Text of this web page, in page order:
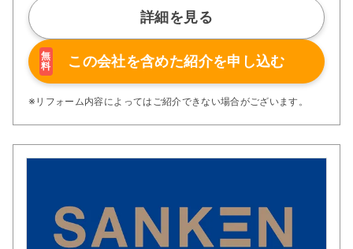
お客様の目線に立ち、真摯に対応する
ことをモットーとしております。
詳細を見る
無
料
この会社を含めた紹介を申し込む
※リフォーム内容によってはご紹介できない場合がございます。